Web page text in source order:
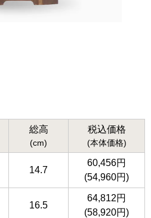
総高
(cm)
税込価格
(本体価格)
14.7
60,456円
(54,960円)
16.5
64,812円
(58,920円)